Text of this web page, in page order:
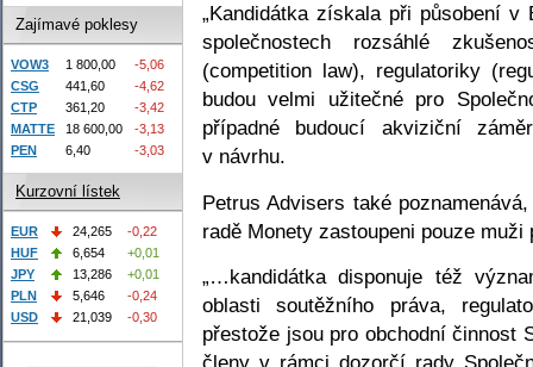
„Kandidátka získala při působení
společnostech rozsáhlé
(competition law), regulatoriky
budou velmi užitečné pro
případné budoucí akviziční
v návrhu.
Petrus Advisers také
radě Monety zastoupeni pouze
„…kandidátka disponuje též
oblasti soutěžního práva,
přestože jsou pro obchodní činnost
Zajímavé poklesy
VOW3 1 800,00
-5,06
CSG
441,60
-4,62
CTP
361,20
-3,42
MATTE
18 600,00
-3,13
PEN
6,40 -3,03
Kurzovní lístek
EUR 24,265
-0,22
HUF
6,654
+0,01
JPY
13,286
+0,01
PLN
5,646
-0,24
USD
21,039 -0,30